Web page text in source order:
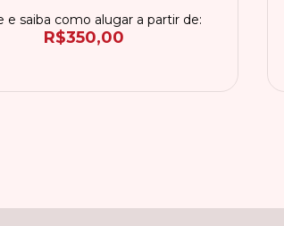
e saiba como alugar a partir de:
R$350,00